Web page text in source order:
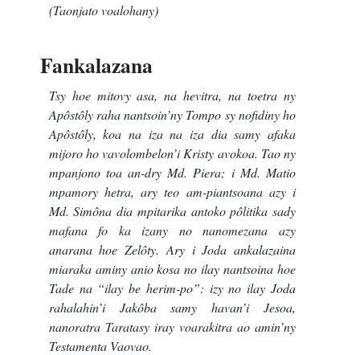
(Taonjato voalohany)
Fankalazana
Tsy hoe mitovy asa, na hevitra, na toetra ny
Apôstôly raha nantsoin’ny Tompo sy nofidiny ho
Apôstôly, koa na iza na iza dia samy afaka
mijoro ho vavolombelon’i Kristy avokoa. Tao ny
mpanjono toa an-dry Md. Piera; i Md. Matio
mpamory hetra, ary teo am-piantsoana azy i
Md. Simôna dia mpitarika antoko pôlitika sady
mafana fo ka izany no nanomezana azy
anarana hoe Zelôty. Ary i Joda ankalazaina
miaraka aminy anio kosa no ilay nantsoina hoe
Tade na “ilay be herim-po”: izy no ilay Joda
rahalahin’i Jakôba samy havan’i Jesoa,
nanoratra Taratasy iray voarakitra ao amin’ny
Testamenta Vaovao.